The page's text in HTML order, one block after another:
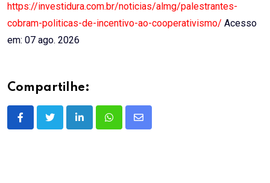
https://investidura.com.br/noticias/almg/palestrantes-
cobram-politicas-de-incentivo-ao-cooperativismo/ Acesso
em: 07 ago. 2026
Compartilhe:
LinkedInWhatsappShare